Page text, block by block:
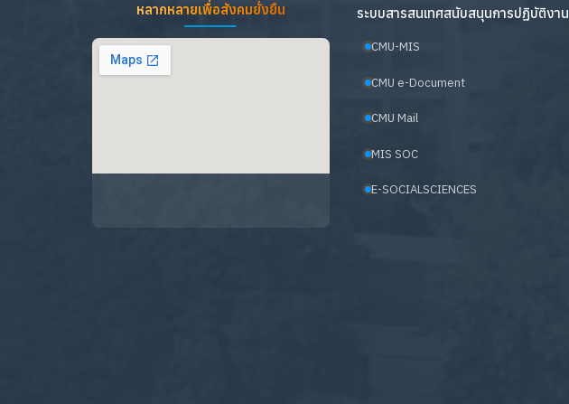
หลากหลายเพื่อสังคมยั่งยืน ระบบสารสนเทศสนับสนุนการปฏิบัติงาน
CMU-MIS
CMU e-Document
CMU Mail
MIS SOC
E-SOCIALSCIENCES